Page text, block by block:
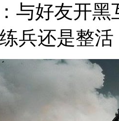
：与好友开
兵还是整